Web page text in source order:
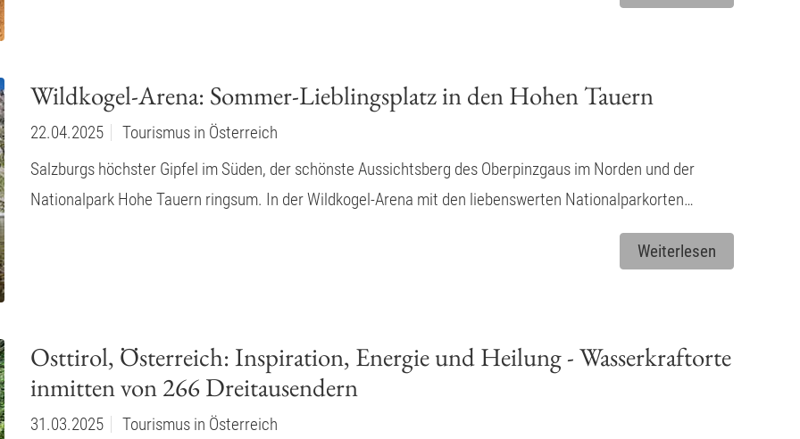
Wildkogel-Arena: Sommer-Lieblingsplatz in den Hohen Tauern
22.04.2025
Tourismus in Österreich
Salzburgs höchster Gipfel im Süden, der schönste Aussichtsberg des Oberpinzgaus im Norden und der
Nationalpark Hohe Tauern ringsum. In der Wildkogel-Arena mit den liebenswerten Nationalparkorten…
Weiterlesen
Osttirol, Österreich: Inspiration, Energie und Heilung - Wasserkraftorte
inmitten von 266 Dreitausendern
31.03.2025
Tourismus in Österreich